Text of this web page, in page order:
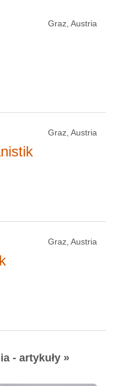
Graz, Austria
Graz, Austria
Graz, Austria
- artykuły »